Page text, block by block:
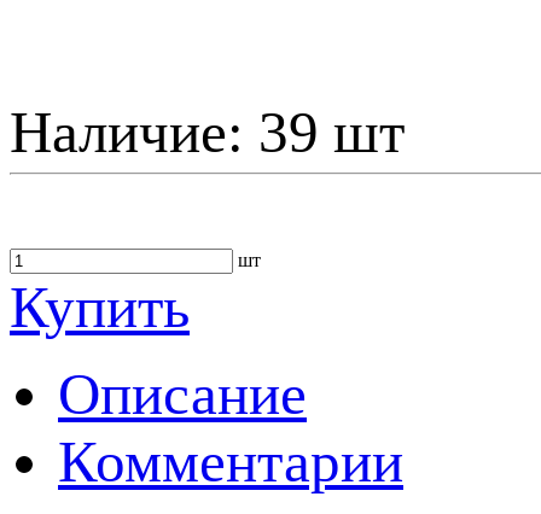
Наличие: 39 шт
шт
Купить
Описание
Комментарии